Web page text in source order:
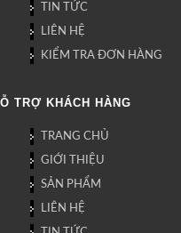
TIN TỨC
LIÊN HỆ
KIỂM TRA ĐƠN HÀNG
TRỢ KHÁCH HÀNG
TRANG CHỦ
GIỚI THIỆU
SẢN PHẨM
LIÊN HỆ